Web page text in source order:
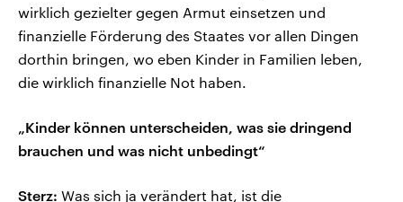
wirklich gezielter gegen Armut einsetzen und
finanzielle Förderung des Staates vor allen Dingen
dorthin bringen, wo eben Kinder in Familien leben,
die wirklich finanzielle Not haben.
„Kinder können unterscheiden, was sie dringend
brauchen und was nicht unbedingt“
Sterz: Was sich ja verändert hat, ist die